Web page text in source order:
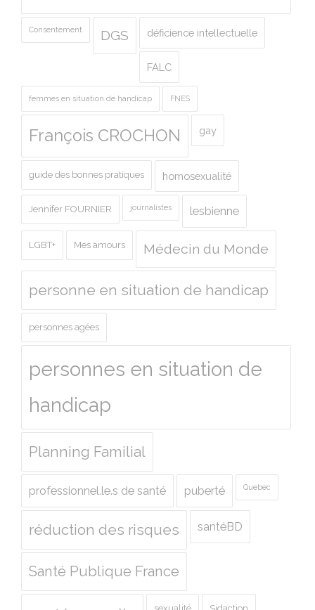
Consentement DGS déficience intellectuelle
FALC
femmes en situation de handicap FNES
François CROCHON gay
guide des bonnes pratiques homosexualité
Jennifer FOURNIER journalistes lesbienne
LGBT+ Mes amours Médecin du Monde
personne en situation de handicap
personnes agées
personnes en situation de
handicap
Planning Familial
professionnel.le.s de santé puberté Quebec
réduction des risques santéBD
Santé Publique France